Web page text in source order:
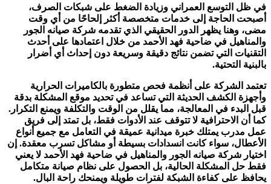
في ظل التوسع العمراني وزيادة الضغط على شبكات الصرف،
أصبحت الحاجة إلى خدمات متخصصة أكثر إلحاحًا من أي وقت
مضى، وهنا يظهر الدور الحقيقي الذي تقدمه شركة صيانه الجور
والمناهيل في ضاحية فهد الأحمد من خلال اعتمادها على أحدث
التقنيات التي تضمن نتائج دقيقة وسريعة دون إحداث أي أضرار
بالبنية التحتية.
تعتمد الشركة على أنظمة فحص متطورة بالكاميرات الحرارية
وأجهزة الكشف الحديثة التي تساعد في تحديد موقع المشكلة بدقة
قبل البدء في المعالجة، مما يقلل من الوقت والتكلفة ويمنع التكرار.
كما أن الاحترافية لا تتوقف عند الأدوات فقط، بل تمتد إلى فريق
عمل مدرب يمتلك خبرة ميدانية عميقة في التعامل مع جميع أنواع
الأعطال، سواء كانت انسدادات بسيطة أو مشاكل تسرب معقدة. إن
اختيار شركة صيانه الجور والمناهيل في ضاحية فهد الأحمد لا يعني
فقط حل المشكلة الحالية، بل الحصول على نظام صيانة متكامل
يحافظ على كفاءة الشبكة لفترات طويلة ويمنحك راحة البال.